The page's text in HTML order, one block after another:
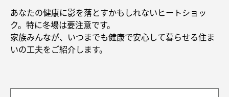
住まいづくりガイド
買う
分譲住宅（建売・土地）検索
土地活用実例
法人のお客さま
リフォーム事例
事業用
事業用リノベーション
再開発・官民連携事業
分譲マンション開発事業
住まいるりんぐ（ロングサポート）
保証制度
ミサワリフォーム
企業・IR
ニュース
展示場・イベント情報
カタログ請求
あなたの健康に影を落とすかもしれないヒートショッ
ク。特に冬場は要注意です。
家族みんなが、いつまでも健康で安心して暮らせる住ま
いの工夫をご紹介します。